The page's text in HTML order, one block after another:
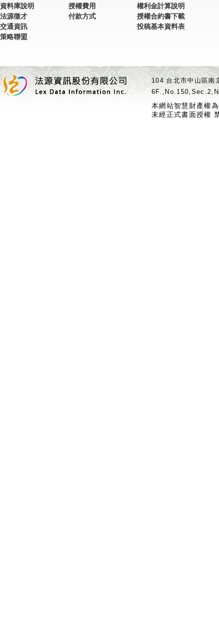
資料庫說明
法源徵才
交通資訊
策略聯盟
授權費用
付款方式
權利金計算說明
授權合約書下載
投稿基本資料表
104 台北市中山區
本網站智慧財產權
未經正式書面授權